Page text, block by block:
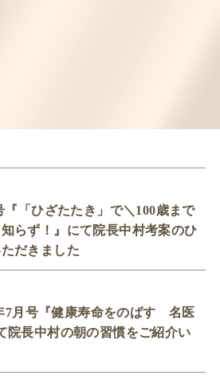
『「ひざたたき」で＼100歳まで
らず！』にて院長中村考案のひ
だきました
7月号『健康寿命をのばす 名医
院長中村の朝の習慣をご紹介い